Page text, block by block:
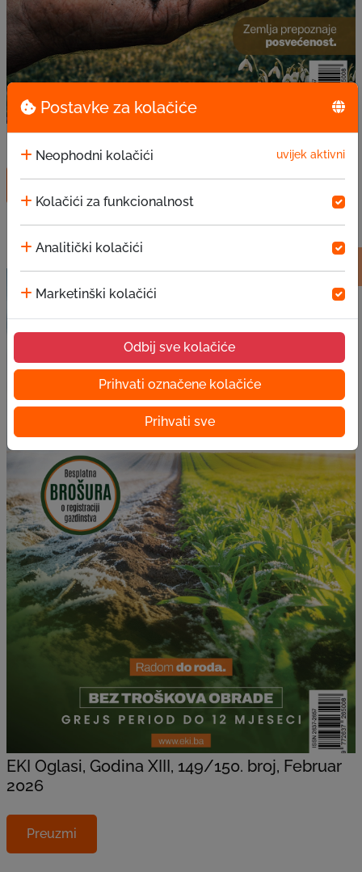
Postavke za kolačiće
Neophodni kolačići uvijek aktivni
Kolačići za funkcionalnost
Analitički kolačići
Marketinški kolačići
Odbij sve kolačiće
Prihvati označene kolačiće
Prihvati sve
EKI Oglasi, Godina XIII, 151. broj, Mart 2026
EKI Oglasi, Godina XIII, 149/150. broj, Februar
2026
Preuzmi